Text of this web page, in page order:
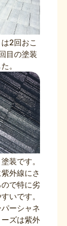
2回おこ
目の塗装
。
装です。
外線にさ
で特に劣
いです。
ーシャネ
ズは紫外